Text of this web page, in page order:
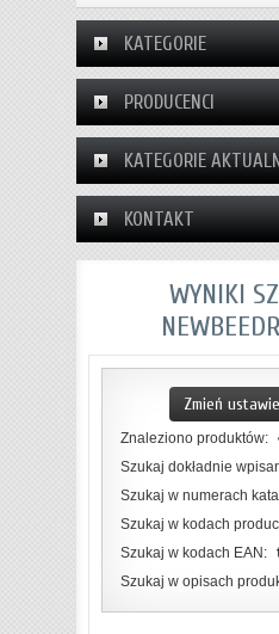
KATEGORIE
PRODUCENCI
KATEGORIE
KONTAKT
WYNIKI
Zmień
Znaleziono produktów:
Szukaj dokładnie
Szukaj w numerach
Szukaj w kodach
Szukaj w kodach EAN:
Szukaj w opisach